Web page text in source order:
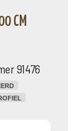
CM
91476